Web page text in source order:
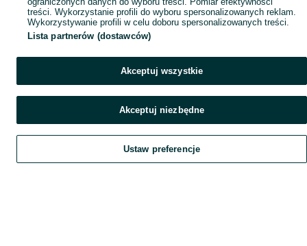
Szukaj Obserwujesz Dodaj Czat Konto
treści. Wykorzystanie profili do wyboru spersonalizowanych reklam.
Wykorzystywanie profili w celu doboru spersonalizowanych treści.
Lista partnerów (dostawców)
Akceptuj wszystkie
Akceptuj niezbędne
Ustaw preferencje